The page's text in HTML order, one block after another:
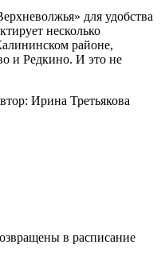
для удобства
несколько
районе,
и Редкино. И это не
Ирина Третьякова
в расписание